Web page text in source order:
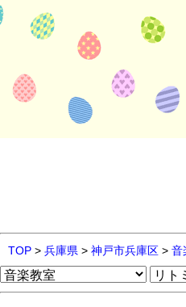
TOP > 兵庫県 > 神戸市兵庫区 > 音